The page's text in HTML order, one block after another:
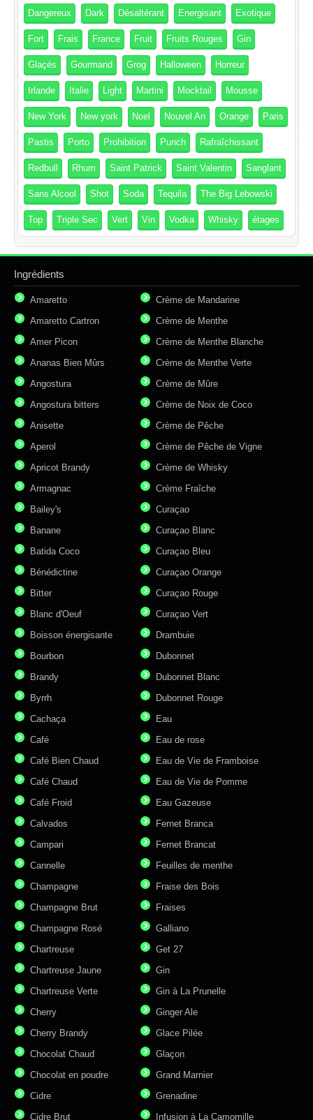
Dangereux Dark Désaltérant Energisant Exotique
Fort Frais France Fruit Fruits Rouges Gin
Glaçés Gourmand Grog Halloween Horreur
Irlande Italie Light Martini Mocktail Mousse
New York New york Noel Nouvel An Orange Paris
Pastis Porto Prohibition Punch Rafraîchissant
Redbull Rhum Saint Patrick Saint Valentin Sanglant
Sans Alcool Shot Soda Tequila The Big Lebowski
Top Triple Sec Vert Vin Vodka Whisky étages
Ingrédients
Amaretto
Amaretto Cartron
Amer Picon
Ananas Bien Mûrs
Angostura
Angostura bitters
Anisette
Aperol
Apricot Brandy
Armagnac
Bailey's
Banane
Batida Coco
Bénédictine
Bitter
Blanc d'Oeuf
Boisson énergisante
Bourbon
Brandy
Byrrh
Cachaça
Café
Café Bien Chaud
Café Chaud
Café Froid
Calvados
Campari
Cannelle
Champagne
Champagne Brut
Champagne Rosé
Chartreuse
Chartreuse Jaune
Chartreuse Verte
Cherry
Cherry Brandy
Chocolat Chaud
Chocolat en poudre
Cidre
Cidre Brut
Crème de Mandarine
Crème de Menthe
Crème de Menthe Blanche
Crème de Menthe Verte
Crème de Mûre
Crème de Noix de Coco
Crème de Pêche
Crème de Pêche de Vigne
Crème de Whisky
Crème Fraîche
Curaçao
Curaçao Blanc
Curaçao Bleu
Curaçao Orange
Curaçao Rouge
Curaçao Vert
Drambuie
Dubonnet
Dubonnet Blanc
Dubonnet Rouge
Eau
Eau de rose
Eau de Vie de Framboise
Eau de Vie de Pomme
Eau Gazeuse
Fernet Branca
Fernet Brancat
Feuilles de menthe
Fraise des Bois
Fraises
Galliano
Get 27
Gin
Gin à La Prunelle
Ginger Ale
Glace Pilée
Glaçon
Grand Marnier
Grenadine
Infusion à La Camomille